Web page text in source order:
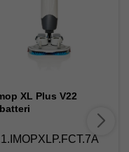
XL Plus V22